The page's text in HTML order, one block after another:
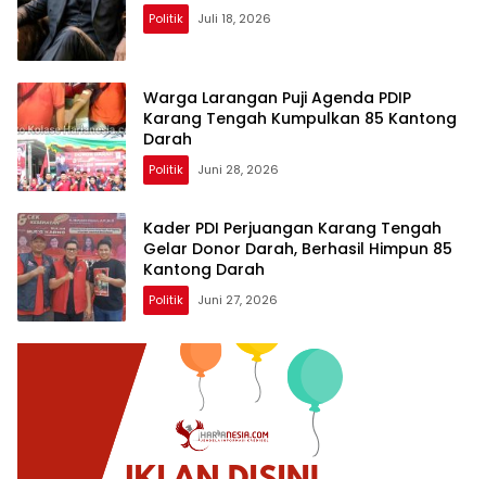
Politik Juli 18, 2026
Warga Larangan Puji Agenda PDIP
Karang Tengah Kumpulkan 85 Kantong
Darah
Politik Juni 28, 2026
Kader PDI Perjuangan Karang Tengah
Gelar Donor Darah, Berhasil Himpun 85
Kantong Darah
Politik Juni 27, 2026